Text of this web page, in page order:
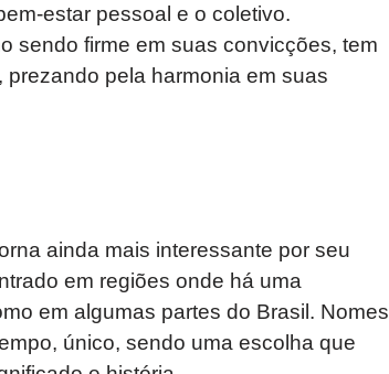
estar pessoal e o coletivo.
sendo firme em suas convicções, tem
pela harmonia em suas
ainda mais interessante por seu
em regiões onde há uma
em algumas partes do Brasil. Nomes
único, sendo uma escolha que